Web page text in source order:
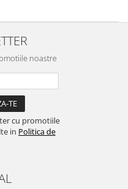
noastre
cu promotiile
in Politica de